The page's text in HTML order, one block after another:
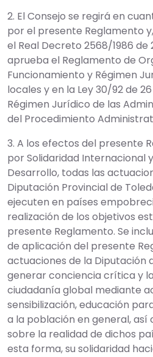
2. El Consejo se regirá en
por el presente Reglamento
el Real Decreto 2568/1986
aprueba el Reglamento de
Funcionamiento y Régimen
locales y en la Ley 30/92 de
Régimen Jurídico de las
del Procedimiento
3. A los efectos del presente
por Solidaridad Internacional
Desarrollo, todas las
Diputación Provincial de
ejecuten en países
realización de los objetivos
presente Reglamento. Se
de aplicación del presente
actuaciones de la Diputación
generar conciencia crítica y
ciudadanía global mediante
sensibilización, educación
a la población en general,
sobre la realidad de dichos
esta forma, su solidaridad